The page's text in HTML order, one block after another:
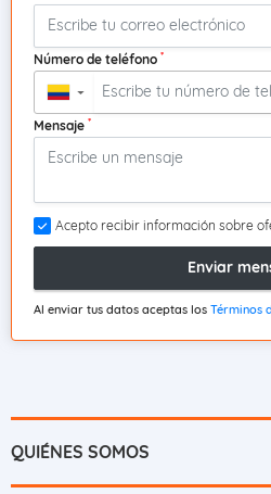
Número de teléfono *
▼
Mensaje *
Acepto recibir información sobre
Enviar
Al enviar tus datos aceptas los Términos
QUIÉNES SOMOS